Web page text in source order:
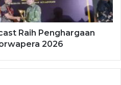
Raih Penghargaan
2026